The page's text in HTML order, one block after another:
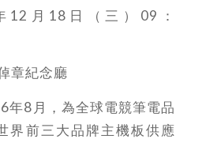
12月18日（三）09：
章紀念廳
年8月，為全球電競筆電品
界前三大品牌主機板供應